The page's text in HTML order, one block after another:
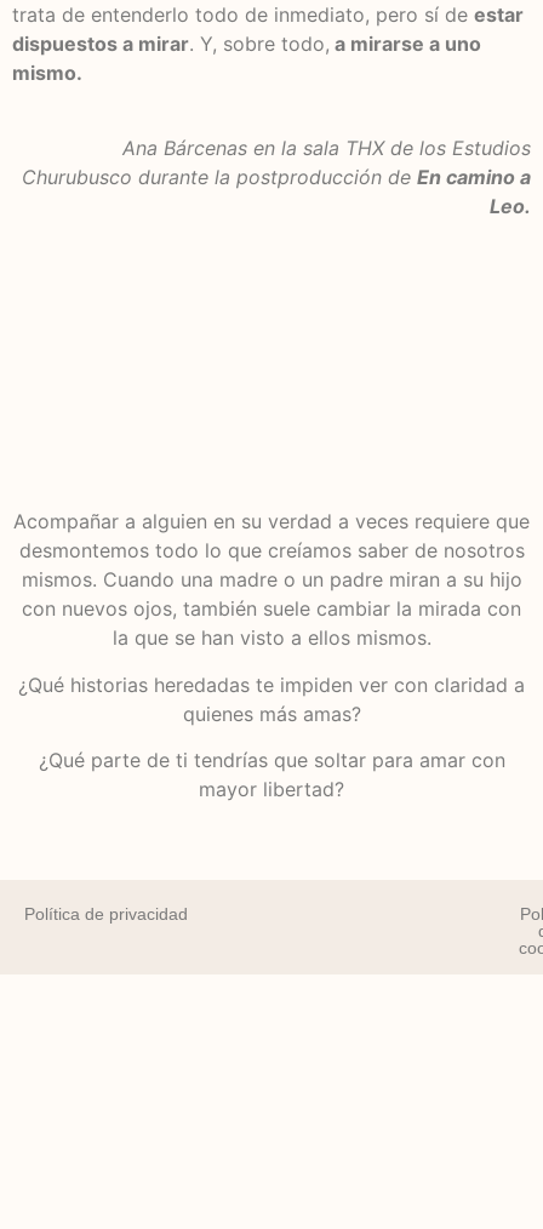
trata de entenderlo todo de inmediato, pero sí de estar
dispuestos a mirar. Y, sobre todo, a mirarse a uno
mismo.
Ana Bárcenas en la sala THX de los Estudios
Churubusco durante la postproducción de En camino a
Leo.
Acompañar a alguien en su verdad a veces requiere que
desmontemos todo lo que creíamos saber de nosotros
mismos. Cuando una madre o un padre miran a su hijo
con nuevos ojos, también suele cambiar la mirada con
la que se han visto a ellos mismos.
¿Qué historias heredadas te impiden ver con claridad a
quienes más amas?
¿Qué parte de ti tendrías que soltar para amar con
mayor libertad?
Política de privacidad